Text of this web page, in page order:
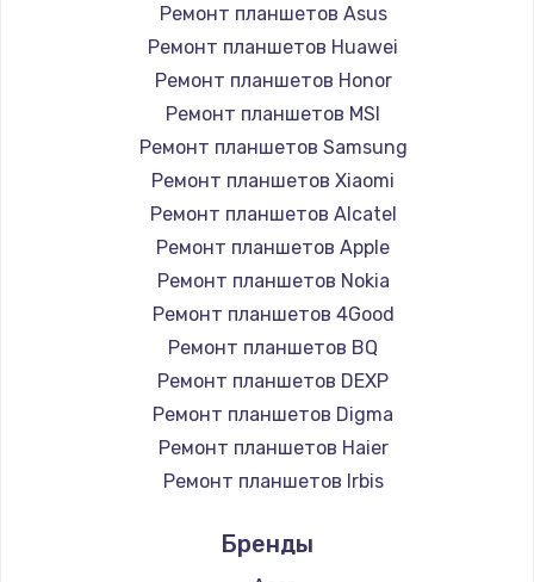
1200 руб.
Заказать
Установка драйверов
950 руб.
Заказать
Замена жесткого диска
1000 руб.
Заказать
Чистка от пыли
1330 руб.
Заказать
Настройка ОС
Ремонт планшетов Asus
Ремонт планшетов Huawei
Ремонт планшетов Honor
Ремонт планшетов MSI
Ремонт планшетов Samsung
Ремонт планшетов Xiaomi
Ремонт планшетов Alcatel
Ремонт планшетов Apple
Ремонт планшетов Nokia
Ремонт планшетов 4Good
Ремонт планшетов BQ
Ремонт планшетов DEXP
Ремонт планшетов Digma
Ремонт планшетов Haier
Ремонт планшетов Irbis
Ремонт планшетов Microsoft
Бренды